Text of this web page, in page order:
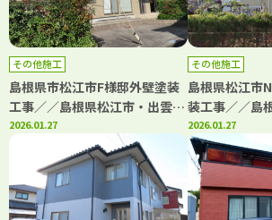
その他施工
島根県市松江市F様邸外壁塗装
工事／／島根県松江市・出雲
市・大田市・雲南市・鳥取県米
子市・境港市の「きじま塗装」
2026.01.27
その他施工
島根県松江市
装工事／／島
市・大田市・
子市・境港市
2026.01.27